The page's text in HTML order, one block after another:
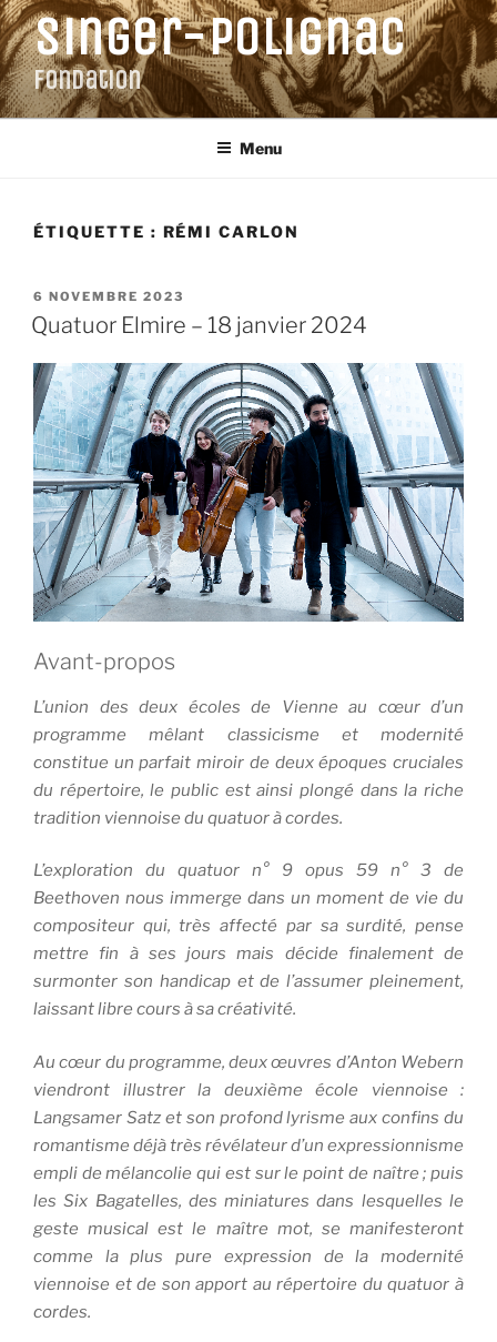
Aller
au
contenu
principal
Singer-Polignac
Fondation
Menu
ÉTIQUETTE : RÉMI CARLON
PUBLIÉ
LE
6 NOVEMBRE 2023
Quatuor Elmire – 18 janvier 2024
Avant-propos
L’union des deux écoles de Vienne au cœur d’un
programme mêlant classicisme et modernité
constitue un parfait miroir de deux époques cruciales
du répertoire, le public est ainsi plongé dans la riche
tradition viennoise du quatuor à cordes.
L’exploration du quatuor n° 9 opus 59 n° 3 de
Beethoven nous immerge dans un moment de vie du
compositeur qui, très affecté par sa surdité, pense
mettre fin à ses jours mais décide finalement de
surmonter son handicap et de l’assumer pleinement,
laissant libre cours à sa créativité.
Au cœur du programme, deux œuvres d’Anton Webern
viendront illustrer la deuxième école viennoise :
Langsamer Satzet son profond lyrisme aux confins du
romantisme déjà très révélateur d’un expressionnisme
empli de mélancolie qui est sur le point de naître ; puis
les Six Bagatelles, des miniatures dans lesquelles le
geste musical est le maître mot, se manifesteront
comme la plus pure expression de la modernité
viennoise et de son apport au répertoire du quatuor à
cordes.